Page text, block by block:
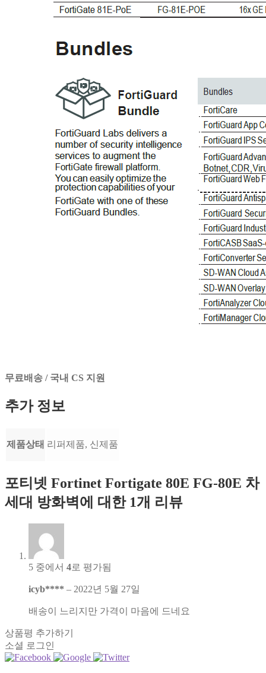
무료배송 / 국내 CS 지원
추가 정보
제품상태 리퍼제품, 신제품
포티넷 Fortinet Fortigate 80E FG-80E 차
세대 방화벽 에 대한 1개 리뷰
5 중에서 4로 평가됨
icyb**** – 2022년 5월 27일
배송이 느리지만 가격이 마음에 드네요
상품평 추가하기
소셜 로그인